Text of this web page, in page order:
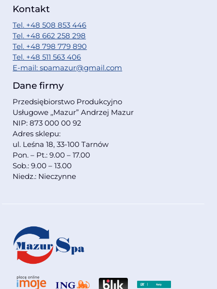
Kontakt
Tel. +48 508 853 446
Tel. +48 662 258 298
Tel. +48 798 779 890
Tel. +48 511 563 406
E-mail: spamazur@gmail.com
Dane firmy
Przedsiębiorstwo Produkcyjno
Usługowe ,,Mazur” Andrzej Mazur
NIP: 873 000 00 92
Adres sklepu:
ul. Leśna 18, 33-100 Tarnów
Pon. – Pt.: 9.00 – 17.00
Sob.: 9.00 – 13.00
Niedz.: Nieczynne